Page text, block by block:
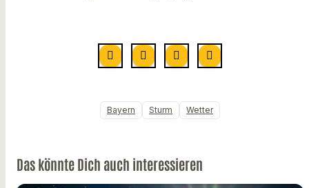
Bayern Sturm Wetter
Das könnte Dich auch interessieren